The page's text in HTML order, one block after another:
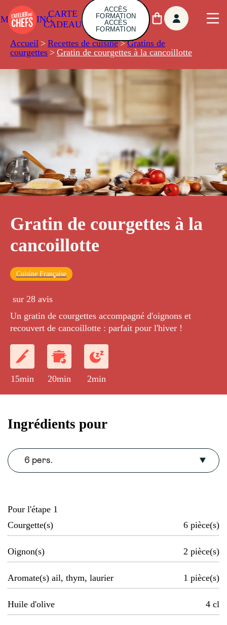
CARTE
CADEAU
ACCÈS
FORMATION
ACCÈS
FORMATION
Accueil > Recettes de cuisine > Gratins de
courgettes > Gratin de courgettes à la cancoillotte
Gratin de courgettes à la
cancoillotte
Cuisine Française
sur 28 avis
Un gratin de courgettes accompagné d'oignons et
recouvert de cancoillotte : parfait pour l'hiver !
15min 20min 2min
Ingrédients pour
6 pers.
Pour l'étape 1
Courgette(s)
6 pièce(s)
Oignon(s) 2 pièce(s)
Aromate(s) ail, thym, laurier 1 pièce(s)
Huile d'olive 4 cl